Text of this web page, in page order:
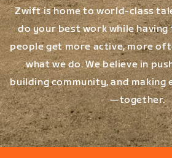
Zwift is home to world-class
do your best work while having
people get more active, more
what we do. We believe in
building community, and making
—together.